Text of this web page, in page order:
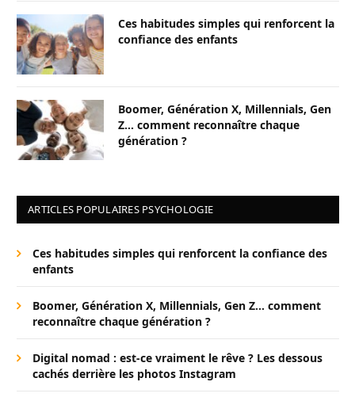
Ces habitudes simples qui renforcent la
confiance des enfants
Boomer, Génération X, Millennials, Gen
Z… comment reconnaître chaque
génération ?
ARTICLES POPULAIRES PSYCHOLOGIE
Ces habitudes simples qui renforcent la confiance des
enfants
Boomer, Génération X, Millennials, Gen Z… comment
reconnaître chaque génération ?
Digital nomad : est-ce vraiment le rêve ? Les dessous
cachés derrière les photos Instagram